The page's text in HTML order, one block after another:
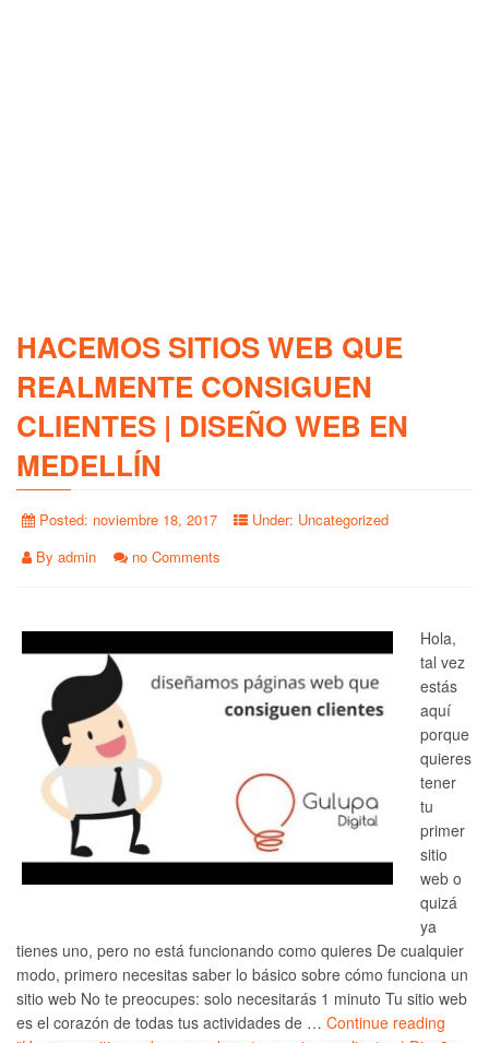
HACEMOS SITIOS WEB QUE
REALMENTE CONSIGUEN
CLIENTES | DISEÑO WEB EN
MEDELLÍN
Posted: noviembre 18, 2017 Under: Uncategorized
By admin no Comments
Hola,
tal vez
estás
aquí
porque
quieres
tener
tu
primer
sitio
web o
quizá
ya
tienes uno, pero no está funcionando como quieres De cualquier
modo, primero necesitas saber lo básico sobre cómo funciona un
sitio web No te preocupes: solo necesitarás 1 minuto Tu sitio web
es el corazón de todas tus actividades de … Continue reading